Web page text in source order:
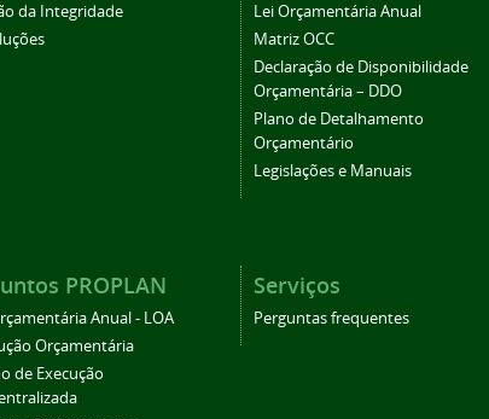
da Integridade
Lei Orçamentária Anual
Matriz OCC
Declaração de Disponibilidade
Orçamentária – DDO
Plano de Detalhamento
Orçamentário
Legislações e Manuais
PROPLAN
Anual - LOA
Orçamentária
de Execução
Serviços
Perguntas frequentes